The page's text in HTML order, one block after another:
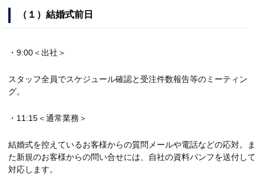
（１）結婚式前日
・9:00＜出社＞
スタッフ全員でスケジュール確認と受注件数報告等のミーティン
グ。
・11:15＜通常業務＞
結婚式を控えているお客様からの質問メールや電話などの応対。ま
た新規のお客様からの問い合せには、自社の資料パンフを送付して
対応します。